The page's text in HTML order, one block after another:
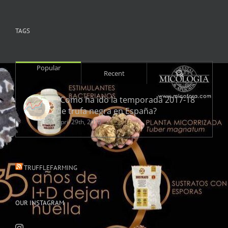
TAGS
Popular
Recent Comments
¿Como ha ido la temporada 2017-18
de trufa negra en España?
April 29th, 2018
TRUFFLEFARMING
OUR INSTAGRAM